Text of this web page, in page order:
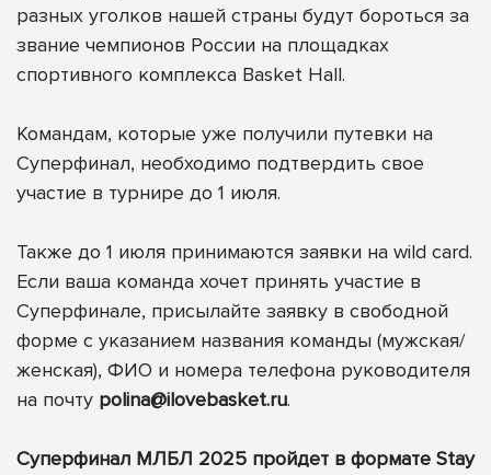
разных уголков нашей страны будут бороться за
звание чемпионов России на площадках
спортивного комплекса Basket Hall.
Командам, которые уже получили путевки на
Суперфинал, необходимо подтвердить свое
участие в турнире до 1 июля.
Также до 1 июля принимаются заявки на wild card.
Если ваша команда хочет принять участие в
Суперфинале, присылайте заявку в свободной
форме с указанием названия команды (мужская/
женская), ФИО и номера телефона руководителя
на почту polina@ilovebasket.ru.
Суперфинал МЛБЛ 2025 пройдет в формате Stay